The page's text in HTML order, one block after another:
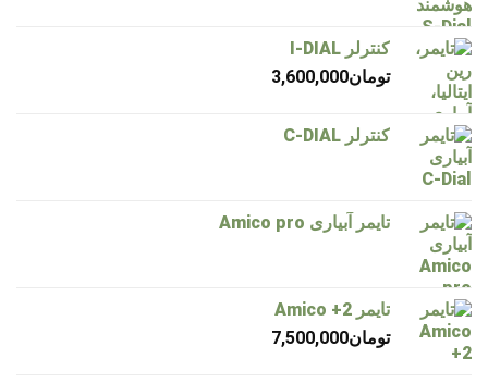
کنترلر I-DIAL
تومان3,600,000
کنترلر C-DIAL
تایمر آبیاری Amico pro
تایمر Amico +2
تومان7,500,000